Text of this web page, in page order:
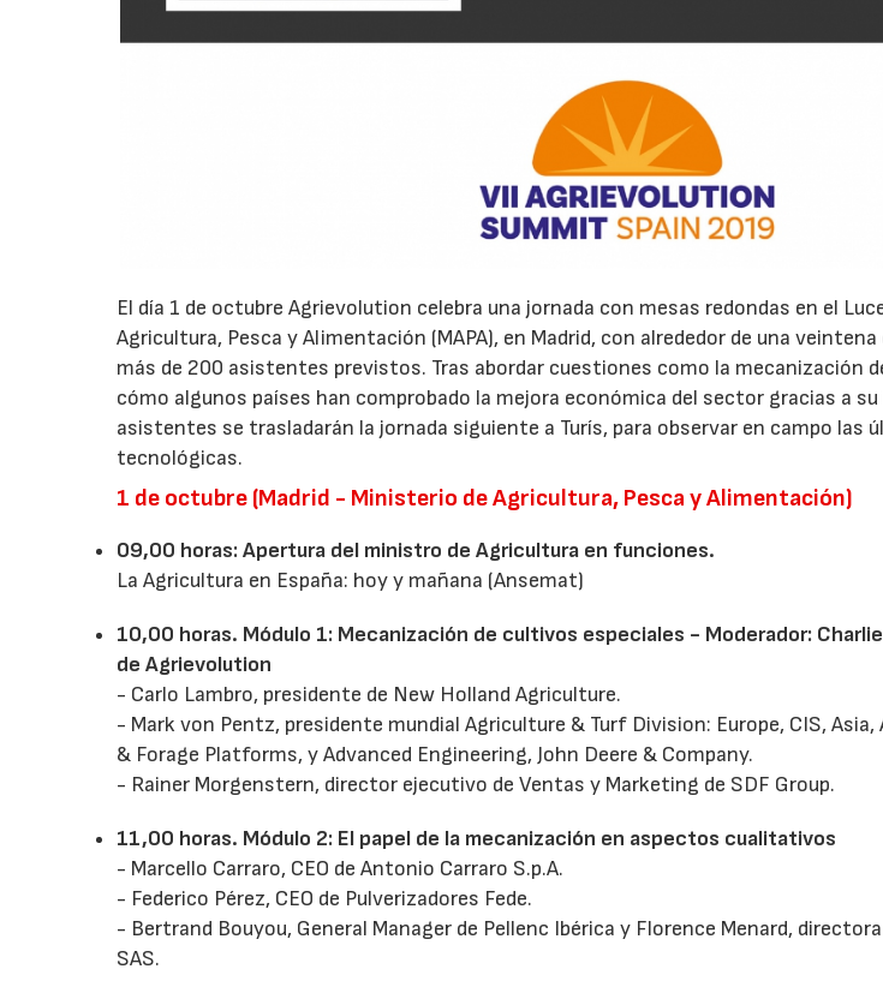
El día 1 de octubre Agrievolution celebra una jornada con mesas redondas en el
Agricultura, Pesca y Alimentación (MAPA), en Madrid, con alrededor de una
más de 200 asistentes previstos. Tras abordar cuestiones como la mecanización
cómo algunos países han comprobado la mejora económica del sector gracias a
asistentes se trasladarán la jornada siguiente a Turís, para observar en campo las
tecnológicas.
1 de octubre (Madrid - Ministerio de Agricultura, Pesca y Alimentación)
09,00 horas: Apertura del ministro de Agricultura en funciones.
La Agricultura en España: hoy y mañana (Ansemat)
10,00 horas. Módulo 1: Mecanización de cultivos especiales - Moderador:
de Agrievolution
- Carlo Lambro, presidente de New Holland Agriculture.
- Mark von Pentz, presidente mundial Agriculture & Turf Division: Europe, CIS,
& Forage Platforms, y Advanced Engineering, John Deere & Company.
- Rainer Morgenstern, director ejecutivo de Ventas y Marketing de SDF Group.
11,00 horas. Módulo 2: El papel de la mecanización en aspectos cualitativos
- Marcello Carraro, CEO de Antonio Carraro S.p.A.
- Federico Pérez, CEO de Pulverizadores Fede.
- Bertrand Bouyou, General Manager de Pellenc Ibérica y Florence Menard,
SAS.
23/07/2026